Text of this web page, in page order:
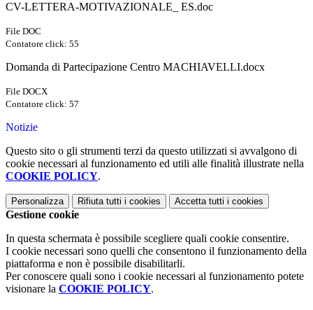
CV-LETTERA-MOTIVAZIONALE_ ES.doc
File DOC
Contatore click: 55
Domanda di Partecipazione Centro MACHIAVELLI.docx
File DOCX
Contatore click: 57
Notizie
Questo sito o gli strumenti terzi da questo utilizzati si avvalgono di
cookie necessari al funzionamento ed utili alle finalità illustrate nella
COOKIE POLICY.
Personalizza Rifiuta tutti i cookies Accetta tutti i cookies
Gestione cookie
In questa schermata è possibile scegliere quali cookie consentire.
I cookie necessari sono quelli che consentono il funzionamento della
piattaforma e non è possibile disabilitarli.
Per conoscere quali sono i cookie necessari al funzionamento potete
visionare la COOKIE POLICY.